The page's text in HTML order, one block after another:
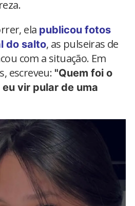
ela publicou fotos
do salto, as pulseiras de
com a situação. Em
escreveu: "Quem foi o
vir pular de uma